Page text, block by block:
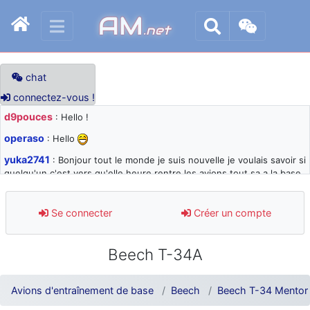
AM.net
chat
connectez-vous !
d9pouces : Hello !
operaso : Hello
yuka2741 : Bonjour tout le monde je suis nouvelle je voulais savoir si
quelqu'un c'est vers qu'elle heure rentre les avions tout sa a la base
d9pouces: désolé pour les quelques blocages du site ces derniers
jours : je teste des méthodes contre le spam et les bots trop nocifs
: Super, la nouvelle bannière
d9pouces: je suis un avion@,._,+ > lesquels ? je ne suis pas sûr de
comprendre
Se connecter Créer un compte
Beech T-34A
Avions d'entraînement de base Beech Beech T-34 Mentor